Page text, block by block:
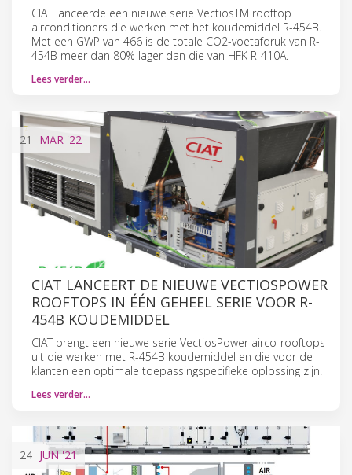
CIAT lanceerde een nieuwe serie VectiosTM rooftop
airconditioners die werken met het koudemiddel R-454B.
Met een GWP van 466 is de totale CO2-voetafdruk van R-
454B meer dan 80% lager dan die van HFK R-410A.
Lees verder…
21 MAR '22
CIAT LANCEERT DE NIEUWE VECTIOSPOWER
ROOFTOPS IN ÉÉN GEHEEL SERIE VOOR R-
454B KOUDEMIDDEL
CIAT brengt een nieuwe serie VectiosPower airco-rooftops
uit die werken met R-454B koudemiddel en die voor de
klanten een optimale toepassingspecifieke oplossing zijn.
Lees verder…
24 JUN'21